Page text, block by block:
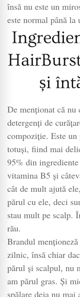
însă nu este un
este normal până la
și
De menționat că
detergenți de
compoziție. Este
totuși, fiind mai
95% din
vitamina B5 și
cât de mult ajută
părul cu ele, deci
stau mult pe scalp.
rău.
Brandul
zilnic, însă chiar
părul și scalpul, nu
am părul gras. Și
spălare deja nu mai